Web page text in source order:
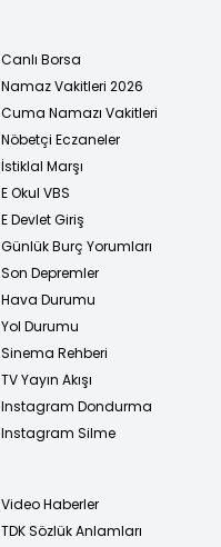
Canlı Borsa
Namaz Vakitleri 2026
Cuma Namazı Vakitleri
Nöbetçi Eczaneler
İstiklal Marşı
E Okul VBS
E Devlet Giriş
Günlük Burç Yorumları
Son Depremler
Hava Durumu
Yol Durumu
Sinema Rehberi
TV Yayın Akışı
Instagram Dondurma
Instagram Silme
Video Haberler
TDK Sözlük Anlamları